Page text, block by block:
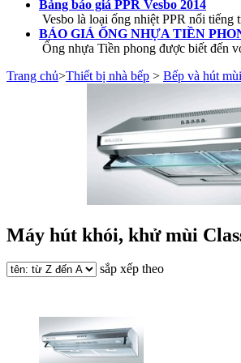
Bảng báo giá PPR Vesbo 2014
Vesbo là loại ống nhiệt PPR nổi tiếng
BÁO GIÁ ỐNG NHỰA TIỀN
Ống nhựa Tiền phong được biết đến
Trang chủ>Thiết bị nhà bếp > Bếp và hút
Máy hút khói, khử mùi
sắp xếp theo